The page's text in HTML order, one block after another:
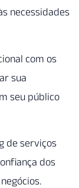
necessidades
com os
sua
seu público
de serviços
dos